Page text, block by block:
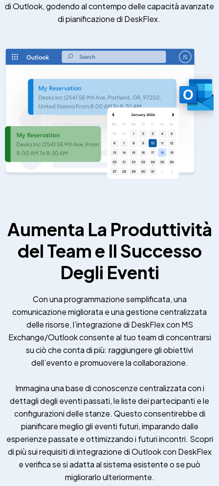
di Outlook, godendo al contempo delle capacità avanzate
di pianificazione di DeskFlex.
Aumenta La Produttività
del Team e Il Successo
Degli Eventi
Con una programmazione semplificata, una
comunicazione migliorata e una gestione centralizzata
delle risorse, l’integrazione di DeskFlex con MS
Exchange/Outlook consente al tuo team di concentrarsi
su ciò che conta di più: raggiungere gli obiettivi
dell’evento e promuovere la collaborazione.
Immagina una base di conoscenze centralizzata con i
dettagli degli eventi passati, le liste dei partecipanti e le
configurazioni delle stanze. Questo consentirebbe di
pianificare meglio gli eventi futuri, imparando dalle
esperienze passate e ottimizzando i futuri incontri. Scopri
di più sui requisiti di integrazione di Outlook con DeskFlex
e verifica se si adatta al sistema esistente o se può
migliorarlo ulteriormente.